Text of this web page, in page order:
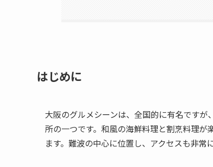
はじめに
大阪のグルメシーンは、全国的に有名ですが
所の一つです。和風の海鮮料理と割烹料理
ます。難波の中心に位置し、アクセスも非常